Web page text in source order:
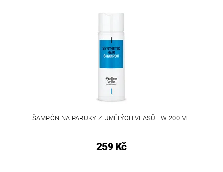
ŠAMPÓN NA PARUKY Z UMĚLÝCH VLASŮ EW 200 ML
259 Kč